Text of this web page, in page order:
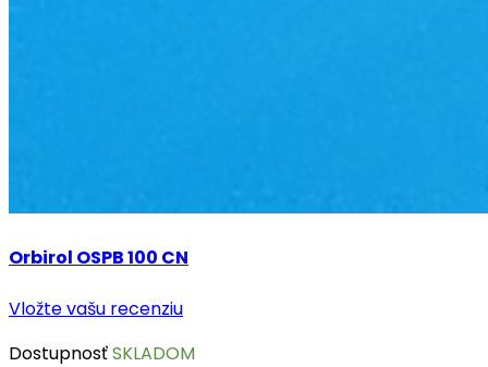
Orbirol OSPB 100 CN
Vložte vašu recenziu
DostupnosťSKLADOM